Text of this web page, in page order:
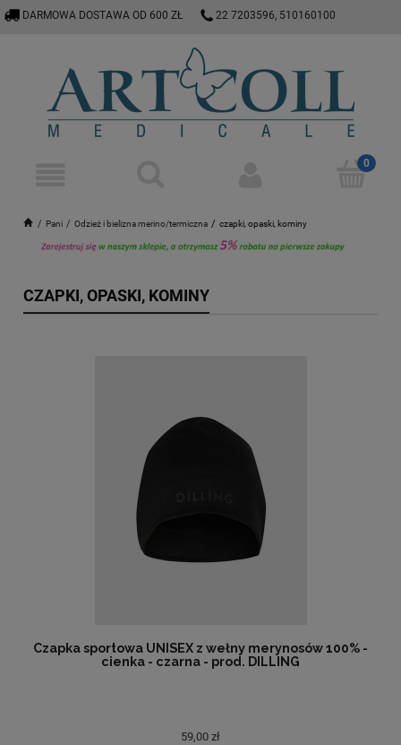
Pani Odzież i bielizna merino/termiczna czapki, opaski, kominy
DARMOWA DOSTAWA OD 600 ZŁ 22 7203596, 510160100
CZAPKI, OPASKI, KOMINY
Czapka sportowa UNISEX z wełny merynosów 100% -
cienka - czarna - prod. DILLING
59,00 zł